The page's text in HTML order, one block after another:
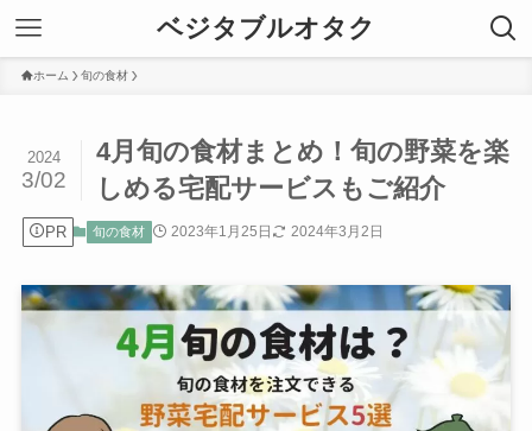
ベジタブルオタク
ホーム 旬の食材
4月旬の食材まとめ！旬の野菜を楽
しめる宅配サービスもご紹介
2024
3/02
PR 旬の食材 2023年1月25日 2024年3月2日